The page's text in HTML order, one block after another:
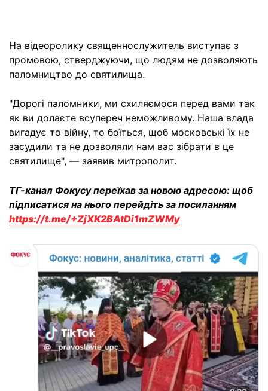
На відеоролику священнослужитель виступає з
промовою, стверджуючи, що людям не дозволяють
паломництво до святилища.
"Дорогі паломники, ми схиляємося перед вами так
як ви долаєте всупереч неможливому. Наша влада
вигадує то війну, то боїться, щоб московські їх не
засудили та не дозволяли нам вас зібрати в це
святилище", — заявив митрополит.
ТГ-канал Фокусу переїхав за новою адресою: щоб
підписатися на нього перейдіть за посиланням
https://t.me/+ZjXK2BAtDi1mZWMy